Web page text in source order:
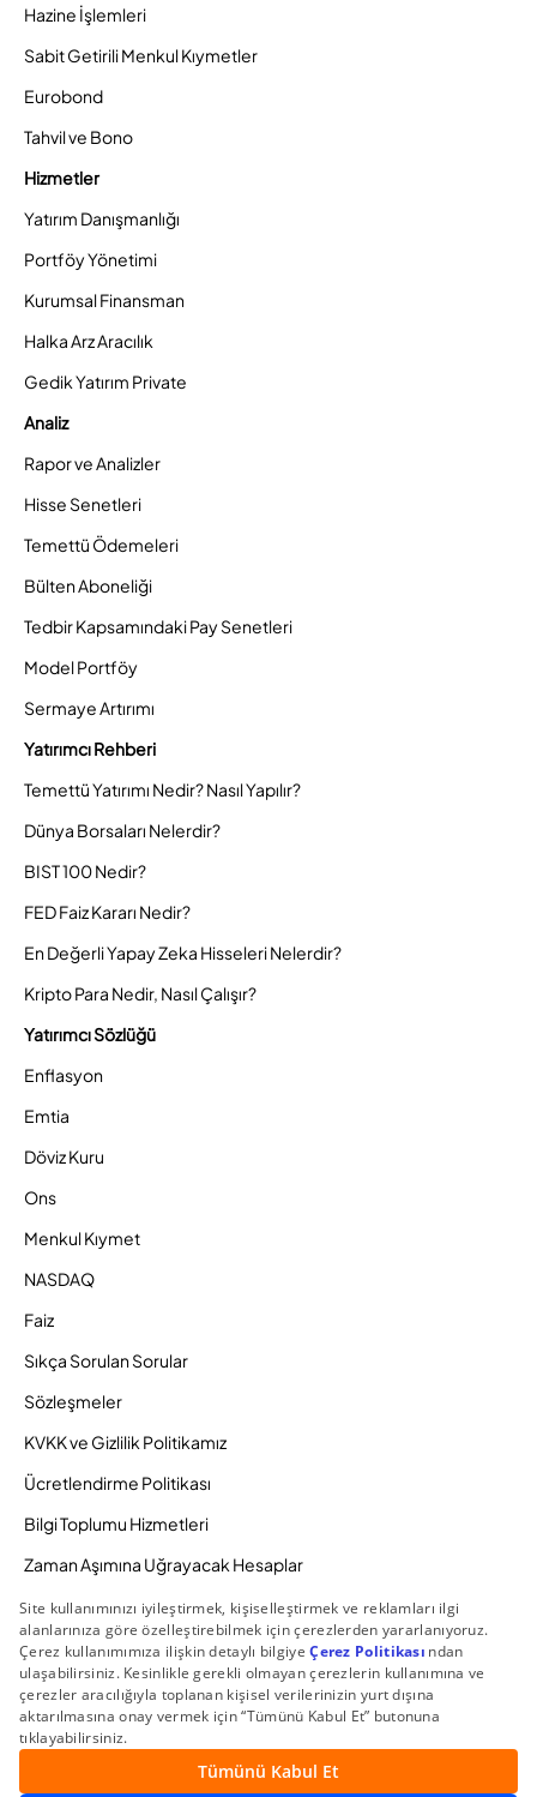
Hazine İşlemleri
Sabit Getirili Menkul Kıymetler
Eurobond
Tahvil ve Bono
Hizmetler
Yatırım Danışmanlığı
Portföy Yönetimi
Kurumsal Finansman
Halka Arz Aracılık
Gedik Yatırım Private
Analiz
Rapor ve Analizler
Hisse Senetleri
Temettü Ödemeleri
Bülten Aboneliği
Tedbir Kapsamındaki Pay Senetleri
Model Portföy
Sermaye Artırımı
Yatırımcı Rehberi
Temettü Yatırımı Nedir? Nasıl Yapılır?
Dünya Borsaları Nelerdir?
BIST 100 Nedir?
FED Faiz Kararı Nedir?
En Değerli Yapay Zeka Hisseleri Nelerdir?
Kripto Para Nedir, Nasıl Çalışır?
Yatırımcı Sözlüğü
Enflasyon
Emtia
Döviz Kuru
Ons
Menkul Kıymet
NASDAQ
Faiz
Sıkça Sorulan Sorular
Sözleşmeler
KVKK ve Gizlilik Politikamız
Ücretlendirme Politikası
Bilgi Toplumu Hizmetleri
Zaman Aşımına Uğrayacak Hesaplar
Duyurular ve Kampanyalar
© 2026 Gedik Yatırım Menkul Değerler AŞ. Tüm Hakları